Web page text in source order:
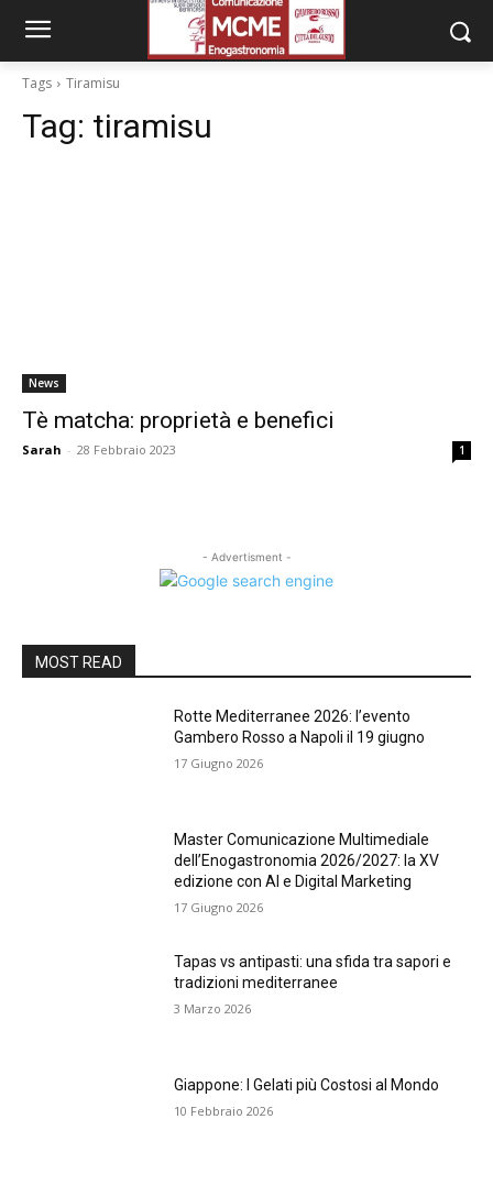
Tags Tiramisu
Tag: tiramisu
News
Tè matcha: proprietà e benefici
Sarah - 28 Febbraio 2023 1
- Advertisment -
MOST READ
Rotte Mediterranee 2026: l’evento
Gambero Rosso a Napoli il 19 giugno
17 Giugno 2026
Master Comunicazione Multimediale
dell’Enogastronomia 2026/2027: la XV
edizione con AI e Digital Marketing
17 Giugno 2026
Tapas vs antipasti: una sfida tra sapori e
tradizioni mediterranee
3 Marzo 2026
Giappone: I Gelati più Costosi al Mondo
10 Febbraio 2026